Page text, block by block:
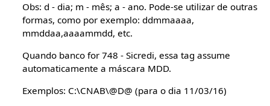
Obs: d - dia; m - mês; a - ano. Pode-se utilizar de outras
formas, como por exemplo: ddmmaaaa,
mmddaa,aaaammdd, etc.
Quando banco for 748 - Sicredi, essa tag assume
automaticamente a máscara MDD.
Exemplos: C:\CNAB\@D@ (para o dia 11/03/16)